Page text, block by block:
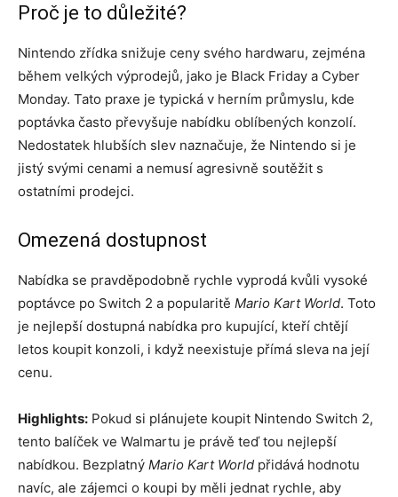
Proč je to důležité?
Nintendo zřídka snižuje ceny svého hardwaru, zejména
během velkých výprodejů, jako je Black Friday a Cyber ​​
Monday. Tato praxe je typická v herním průmyslu, kde
poptávka často převyšuje nabídku oblíbených konzolí.
Nedostatek hlubších slev naznačuje, že Nintendo si je
jistý svými cenami a nemusí agresivně soutěžit s
ostatními prodejci.
Omezená dostupnost
Nabídka se pravděpodobně rychle vyprodá kvůli vysoké
poptávce po Switch 2 a popularitě Mario Kart World. Toto
je nejlepší dostupná nabídka pro kupující, kteří chtějí
letos koupit konzoli, i když neexistuje přímá sleva na její
cenu.
Highlights: Pokud si plánujete koupit Nintendo Switch 2,
tento balíček ve Walmartu je právě teď tou nejlepší
nabídkou. Bezplatný Mario Kart World přidává hodnotu
navíc, ale zájemci o koupi by měli jednat rychle, aby